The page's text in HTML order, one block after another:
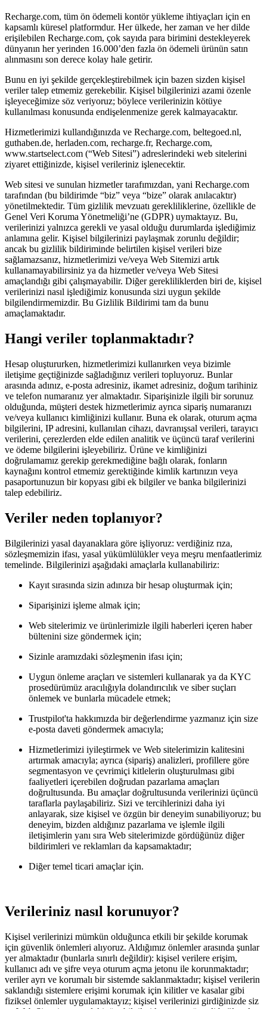
Recharge.com, tüm ön ödemeli kontör yükleme ihtiyaçları için en
kapsamlı küresel platformdur. Her ülkede, her zaman ve her dilde
erişilebilen Recharge.com, çok sayıda para birimini destekleyerek
dünyanın her yerinden 16.000’den fazla ön ödemeli ürünün satın
alınmasını son derece kolay hale getirir.
Bunu en iyi şekilde gerçekleştirebilmek için bazen sizden kişisel
veriler talep etmemiz gerekebilir. Kişisel bilgilerinizi azami özenle
işleyeceğimize söz veriyoruz; böylece verilerinizin kötüye
kullanılması konusunda endişelenmenize gerek kalmayacaktır.
Hizmetlerimizi kullandığınızda ve Recharge.com, beltegoed.nl,
guthaben.de, herladen.com, recharge.fr, Recharge.com,
www.startselect.com (“Web Sitesi”) adreslerindeki web sitelerini
ziyaret ettiğinizde, kişisel verileriniz işlenecektir.
Web sitesi ve sunulan hizmetler tarafımızdan, yani Recharge.com
tarafından (bu bildirimde “biz” veya “bize” olarak anılacaktır)
yönetilmektedir. Tüm gizlilik mevzuatı gerekliliklerine, özellikle de
Genel Veri Koruma Yönetmeliği’ne (GDPR) uymaktayız. Bu,
verilerinizi yalnızca gerekli ve yasal olduğu durumlarda işlediğimiz
anlamına gelir. Kişisel bilgilerinizi paylaşmak zorunlu değildir;
ancak bu gizlilik bildiriminde belirtilen kişisel verileri bize
sağlamazsanız, hizmetlerimizi ve/veya Web Sitemizi artık
kullanamayabilirsiniz ya da hizmetler ve/veya Web Sitesi
amaçlandığı gibi çalışmayabilir. Diğer gerekliliklerden biri de, kişisel
verilerinizi nasıl işlediğimiz konusunda sizi uygun şekilde
bilgilendirmemizdir. Bu Gizlilik Bildirimi tam da bunu
amaçlamaktadır.
Hangi veriler toplanmaktadır?
Hesap oluştururken, hizmetlerimizi kullanırken veya bizimle
iletişime geçtiğinizde sağladığınız verileri topluyoruz. Bunlar
arasında adınız, e-posta adresiniz, ikamet adresiniz, doğum tarihiniz
ve telefon numaranız yer almaktadır. Siparişinizle ilgili bir sorunuz
olduğunda, müşteri destek hizmetlerimiz ayrıca sipariş numaranızı
ve/veya kullanıcı kimliğinizi kullanır. Buna ek olarak, oturum açma
bilgilerini, IP adresini, kullanılan cihazı, davranışsal verileri, tarayıcı
verilerini, çerezlerden elde edilen analitik ve üçüncü taraf verilerini
ve ödeme bilgilerini işleyebiliriz. Ürüne ve kimliğinizi
doğrulamamız gerekip gerekmediğine bağlı olarak, fonların
kaynağını kontrol etmemiz gerektiğinde kimlik kartınızın veya
pasaportunuzun bir kopyası gibi ek bilgiler ve banka bilgilerinizi
talep edebiliriz.
Veriler neden toplanıyor?
Bilgilerinizi yasal dayanaklara göre işliyoruz: verdiğiniz rıza,
sözleşmemizin ifası, yasal yükümlülükler veya meşru menfaatlerimiz
temelinde. Bilgilerinizi aşağıdaki amaçlarla kullanabiliriz:
Kayıt sırasında sizin adınıza bir hesap oluşturmak için;
Siparişinizi işleme almak için;
Web sitelerimiz ve ürünlerimizle ilgili haberleri içeren haber
bültenini size göndermek için;
Sizinle aramızdaki sözleşmenin ifası için;
Uygun önleme araçları ve sistemleri kullanarak ya da KYC
prosedürümüz aracılığıyla dolandırıcılık ve siber suçları
önlemek ve bunlarla mücadele etmek;
Trustpilot'ta hakkımızda bir değerlendirme yazmanız için size
e-posta daveti göndermek amacıyla;
Hizmetlerimizi iyileştirmek ve Web sitelerimizin kalitesini
artırmak amacıyla; ayrıca (sipariş) analizleri, profillere göre
segmentasyon ve çevrimiçi kitlelerin oluşturulması gibi
faaliyetleri içerebilen doğrudan pazarlama amaçları
doğrultusunda. Bu amaçlar doğrultusunda verilerinizi üçüncü
taraflarla paylaşabiliriz. Sizi ve tercihlerinizi daha iyi
anlayarak, size kişisel ve özgün bir deneyim sunabiliyoruz; bu
deneyim, bizden aldığınız pazarlama ve işlemle ilgili
iletişimlerin yanı sıra Web sitelerimizde gördüğünüz diğer
bildirimleri ve reklamları da kapsamaktadır;
Diğer temel ticari amaçlar için.
Verileriniz nasıl korunuyor?
Kişisel verilerinizi mümkün olduğunca etkili bir şekilde korumak
için güvenlik önlemleri alıyoruz. Aldığımız önlemler arasında şunlar
yer almaktadır (bunlarla sınırlı değildir): kişisel verilere erişim,
kullanıcı adı ve şifre veya oturum açma jetonu ile korunmaktadır;
veriler ayrı ve korumalı bir sistemde saklanmaktadır; kişisel verilerin
saklandığı sistemlere erişimi korumak için kilitler ve kasalar gibi
fiziksel önlemler uygulamaktayız; kişisel verilerinizi girdiğinizde siz